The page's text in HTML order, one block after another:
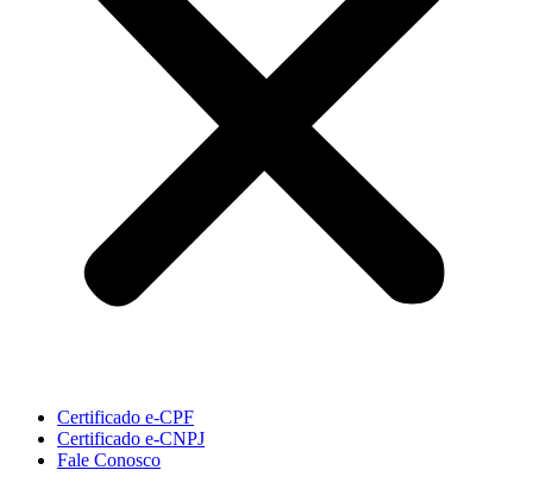
Certificado e-CPF
Certificado e-CNPJ
Fale Conosco